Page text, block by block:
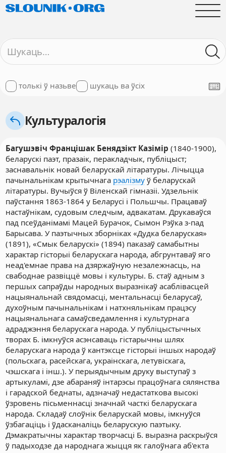
толькі ў назьве шукаць ва ўсіх
Культуралогія
Багушэвіч Францішак Бенядзікт Казімір (1840-1900),
беларускі паэт, празаік, перакладчык, публіцыст;
заснавальнік новай беларускай літаратуры. Лічыцца
пачынальнікам крытычнага рэалізмуў беларускай
літаратуры. Вучыўся ў Віленскай гімназіі. Удзельнік
паўстання 1863-1864 у Беларусі і Польшчы. Працаваў
настаўнікам, судовым следчым, адвакатам. Друкаваўся
пад псеўданімамі Мацей Бурачок, Сымон Рэўка з-пад
Барысава. У паэтычных зборніках «Дудка беларуская»
(1891), «Смык беларускі» (1894) паказаў самабытны
характар гісторыі беларускага народа, абгрунтаваў яго
неад'емнае права на дзяржаўную незалежнасць, на
свабоднае развіццё мовы і культуры. Б. стаў адным з
першых сапраўды народных выразнікаў асаблівасцей
нацыянальнай свядомасці, ментальнасці беларусаў,
духоўным пачынальнікам і натхняльнікам працэсу
нацыянальнага самаўсведамлення і культурнага
адраджэння беларускага народа. У публіцыстычных
творах Б. імкнуўся асэнсаваць гістарычны шлях
беларускага народа ў кантэксце гісторыі іншых народаў
(польскага, расейскага, украінскага, летувіскага,
чэшскага і інш.). У перыядычным друку выступаў з
артыкуламі, дзе абараняў інтарэсы працоўнага сялянства
і гарадской беднаты, адзначаў недастаткова высокі
ўзровень пісьменнасці значнай часткі беларускага
народа. Складаў слоўнік беларускай мовы, імкнуўся
ўзбагаціць і ўдасканаліць беларускую паэтыку.
Дэмакратычны характар творчасці Б. выразна раскрыўся
ў падыходзе да народнага жыцця як галоўнага аб'екта